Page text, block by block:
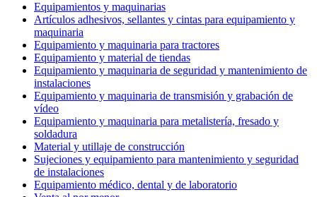
Equipamientos y maquinarias
Artículos adhesivos, sellantes y cintas para equipamiento y
maquinaria
Equipamiento y maquinaria para tractores
Equipamiento y material de tiendas
Equipamiento y maquinaria de seguridad y mantenimiento de
instalaciones
Equipamiento y maquinaria de transmisión y grabación de
vídeo
Equipamiento y maquinaria para metalistería, fresado y
soldadura
Material y utillaje de construcción
Sujeciones y equipamiento para mantenimiento y seguridad
de instalaciones
Equipamiento médico, dental y de laboratorio